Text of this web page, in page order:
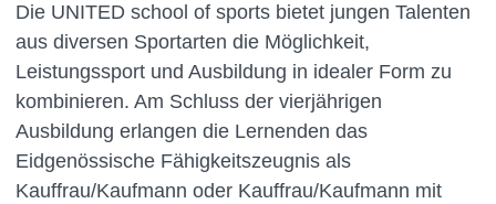
Die UNITED school of sports bietet jungen Talenten
aus diversen Sportarten die Möglichkeit,
Leistungssport und Ausbildung in idealer Form zu
kombinieren. Am Schluss der vierjährigen
Ausbildung erlangen die Lernenden das
Eidgenössische Fähigkeitszeugnis als
Kauffrau/Kaufmann oder Kauffrau/Kaufmann mit